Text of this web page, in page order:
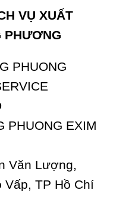
VỤ XUẤT
PHƯƠNG
PHUONG
PHUONG EXIM
Văn Lượng,
Vấp, TP Hồ Chí